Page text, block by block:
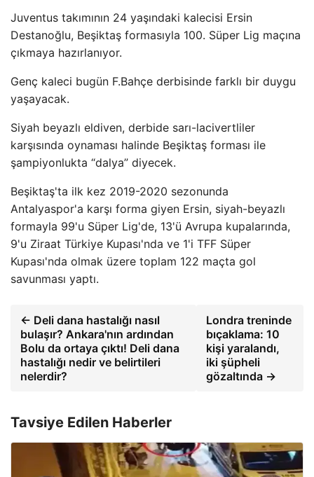
Juventus takımının 24 yaşındaki kalecisi Ersin
Destanoğlu, Beşiktaş formasıyla 100. Süper Lig maçına
çıkmaya hazırlanıyor.
Genç kaleci bugün F.Bahçe derbisinde farklı bir duygu
yaşayacak.
Siyah beyazlı eldiven, derbide sarı-lacivertliler
karşısında oynaması halinde Beşiktaş forması ile
şampiyonlukta “dalya” diyecek.
Beşiktaş'ta ilk kez 2019-2020 sezonunda
Antalyaspor'a karşı forma giyen Ersin, siyah-beyazlı
formayla 99'u Süper Lig'de, 13'ü Avrupa kupalarında,
9'u Ziraat Türkiye Kupası'nda ve 1'i TFF Süper
Kupası'nda olmak üzere toplam 122 maçta gol
savunması yaptı.
← Deli dana hastalığı nasıl
bulaşır? Ankara'nın ardından
Bolu da ortaya çıktı! Deli dana
hastalığı nedir ve belirtileri
nelerdir?
Londra treninde
bıçaklama: 10
kişi yaralandı,
iki şüpheli
gözaltında →
Tavsiye Edilen Haberler